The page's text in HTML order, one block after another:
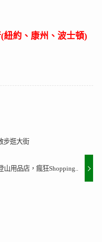
紐約、康州、波士頓)
步逛大街
用品店，瘋狂Shopping..